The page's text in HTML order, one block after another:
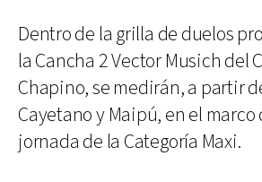
Dentro de la grilla de duelos
la Cancha 2 Vector Musich del
Chapino, se medirán, a partir
Cayetano y Maipú, en el marco
jornada de la Categoría Maxi.